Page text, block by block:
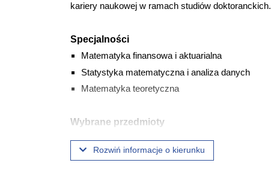
kariery naukowej w ramach studiów doktoranckich.
Specjalności
Matematyka finansowa i aktuarialna
Statystyka matematyczna i analiza danych
Matematyka teoretyczna
Wybrane przedmioty
Algebra
Analiza zespolona
Rozwiń informacje o kierunku